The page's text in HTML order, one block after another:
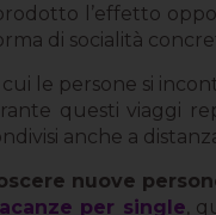
l’effetto
di socialità
cui le persone si
questi viaggi
anche a
nuove
per single ,